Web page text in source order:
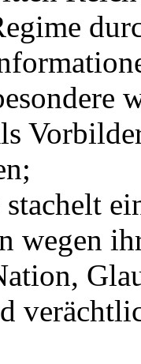
stachelt
wegen